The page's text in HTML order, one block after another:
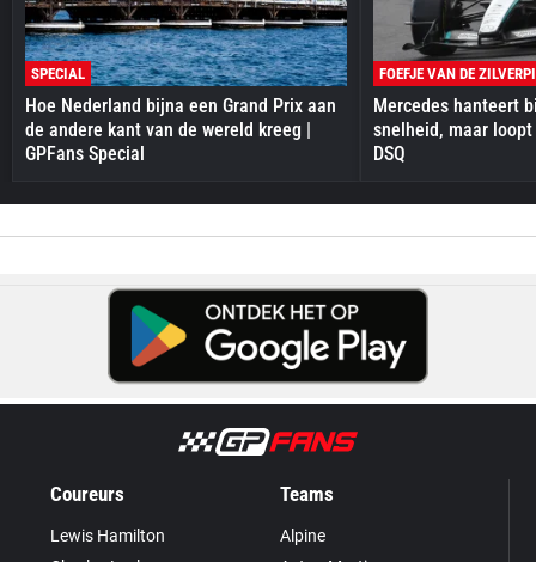
SPECIAL
Hoe Nederland bijna een Grand Prix aan
de andere kant van de wereld kreeg |
GPFans Special
FOEFJE VAN DE
Mercedes hanteert
snelheid, maar
DSQ
Coureurs
Lewis Hamilton
Teams
Alpine